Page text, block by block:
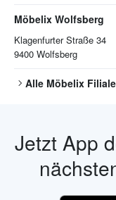
Möbelix Wolfsberg
Klagenfurter Straße 34
9400 Wolfsberg
Alle Möbelix
Jetzt App